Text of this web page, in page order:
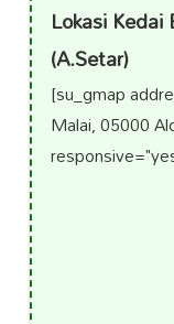
Lokasi
(A.Setar)
[su_gmap
Malai, 05000